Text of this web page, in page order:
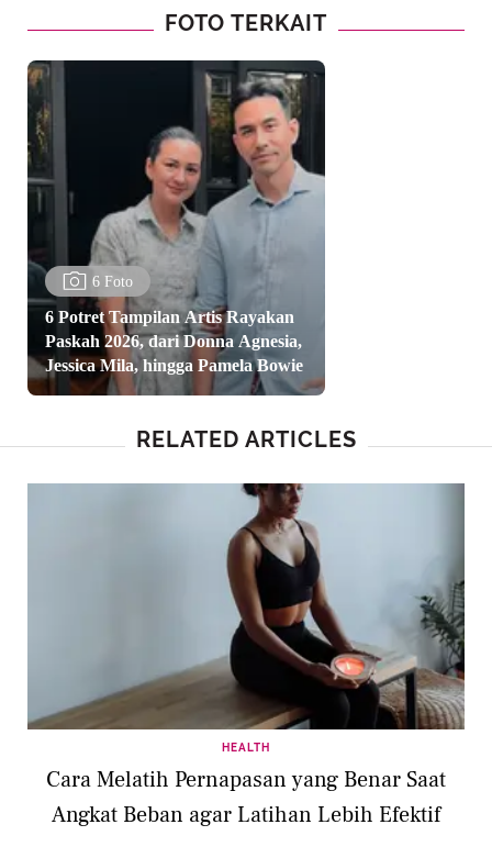
FOTO TERKAIT
6 Foto
6 Potret Tampilan Artis Rayakan
Paskah 2026, dari Donna Agnesia,
Jessica Mila, hingga Pamela Bowie
RELATED ARTICLES
HEALTH
Cara Melatih Pernapasan yang Benar Saat
Angkat Beban agar Latihan Lebih Efektif